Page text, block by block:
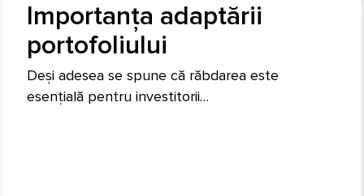
Importanța adaptării
portofoliului
Deși adesea se spune că răbdarea este
esențială pentru investitorii…